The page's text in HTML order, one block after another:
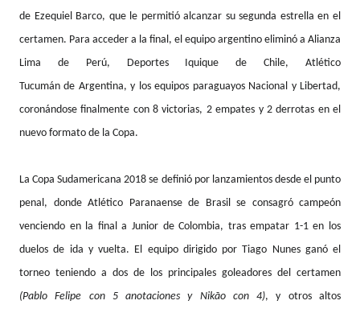
de Ezequiel Barco, que le permitió alcanzar su segunda estrella en el
certamen. Para acceder a la final, el equipo argentino eliminó a Alianza
Lima de Perú, Deportes Iquique de Chile, Atlético
Tucumán de Argentina, y los equipos paraguayos Nacional y Libertad,
coronándose finalmente con 8 victorias, 2 empates y 2 derrotas en el
nuevo formato de la Copa.
La Copa Sudamericana 2018 se definió por lanzamientos desde el punto
penal, donde Atlético Paranaensede Brasil se consagró campeón
venciendo en la final a Junior de Colombia, tras empatar 1-1 en los
duelos de ida y vuelta. El equipo dirigido por Tiago Nunes ganó el
torneo teniendo a dos de los principales goleadores del certamen
(Pablo Felipe con 5 anotaciones y Nikão con 4), y otros altos